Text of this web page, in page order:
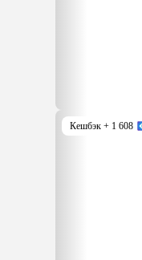
Кешбэк + 1 608